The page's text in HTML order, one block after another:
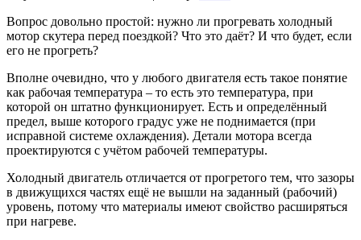
Вопрос довольно простой: нужно ли прогревать холодный
мотор скутера перед поездкой? Что это даёт? И что будет, если
его не прогреть?
Вполне очевидно, что у любого двигателя есть такое понятие
как рабочая температура – то есть это температура, при
которой он штатно функционирует. Есть и определённый
предел, выше которого градус уже не поднимается (при
исправной системе охлаждения). Детали мотора всегда
проектируются с учётом рабочей температуры.
Холодный двигатель отличается от прогретого тем, что зазоры
в движущихся частях ещё не вышли на заданный (рабочий)
уровень, потому что материалы имеют свойство расширяться
при нагреве.